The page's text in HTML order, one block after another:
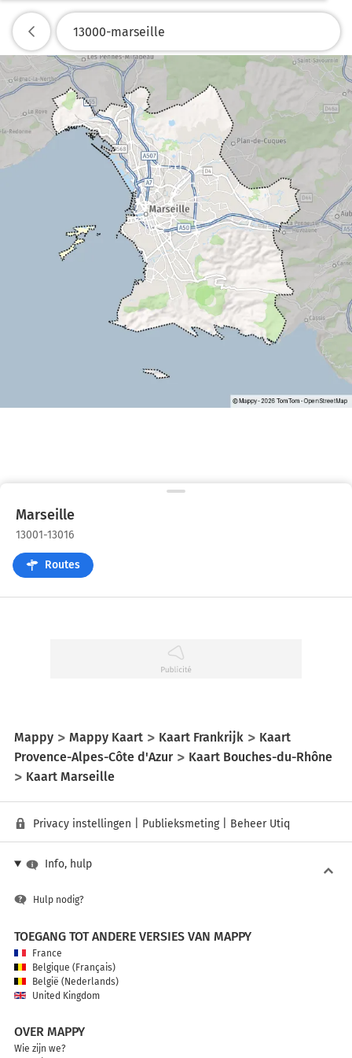
Marseille
13001-13016
Routes
Mappy Mappy Kaart Kaart Frankrijk
Kaart
Provence-Alpes-Côte d'Azur
Kaart Bouches-du-Rhône
Kaart Marseille
Privacy instellingen Publieksmeting| Beheer Utiq
Info, hulp
Hulp nodig?
TOEGANG TOT ANDERE VERSIES VAN MAPPY
France
Belgique (Français)
België (Nederlands)
United Kingdom
OVER MAPPY
Wie zijn we?